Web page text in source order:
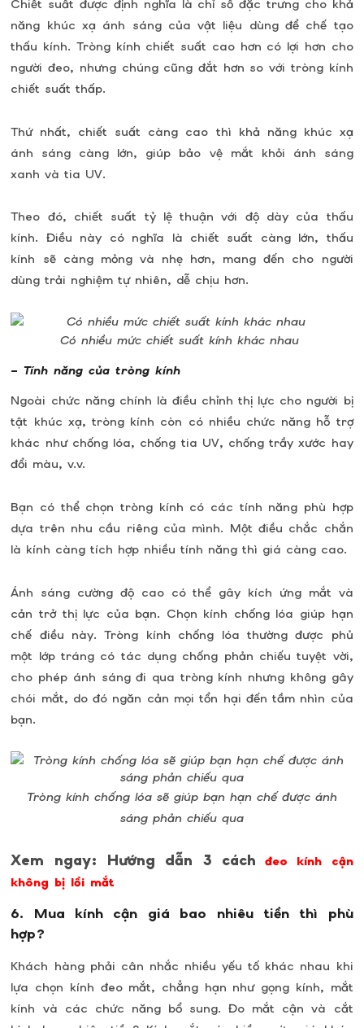
Chiết suất được định nghĩa là chỉ số đặc trưng cho khả
năng khúc xạ ánh sáng của vật liệu dùng để chế tạo
thấu kính. Tròng kính chiết suất cao hơn có lợi hơn cho
người đeo, nhưng chúng cũng đắt hơn so với tròng kính
chiết suất thấp.
Thứ nhất, chiết suất càng cao thì khả năng khúc xạ
ánh sáng càng lớn, giúp bảo vệ mắt khỏi ánh sáng
xanh và tia UV.
Theo đó, chiết suất tỷ lệ thuận với độ dày của thấu
kính. Điều này có nghĩa là chiết suất càng lớn, thấu
kính sẽ càng mỏng và nhẹ hơn, mang đến cho người
dùng trải nghiệm tự nhiên, dễ chịu hơn.
Có nhiều mức chiết suất kính khác nhau
– Tính năng của tròng kính
Ngoài chức năng chính là điều chỉnh thị lực cho người bị
tật khúc xạ, tròng kính còn có nhiều chức năng hỗ trợ
khác như chống lóa, chống tia UV, chống trầy xước hay
đổi màu, v.v.
Bạn có thể chọn tròng kính có các tính năng phù hợp
dựa trên nhu cầu riêng của mình. Một điều chắc chắn
là kính càng tích hợp nhiều tính năng thì giá càng cao.
Ánh sáng cường độ cao có thể gây kích ứng mắt và
cản trở thị lực của bạn. Chọn kính chống lóa giúp hạn
chế điều này. Tròng kính chống lóa thường được phủ
một lớp tráng có tác dụng chống phản chiếu tuyệt vời,
cho phép ánh sáng đi qua tròng kính nhưng không gây
chói mắt, do đó ngăn cản mọi tổn hại đến tầm nhìn của
bạn.
Tròng kính chống lóa sẽ giúp bạn hạn chế được ánh
sáng phản chiếu qua
Xem ngay: Hướng dẫn 3 cách đeo kính cận
không bị lồi mắt
6. Mua kính cận giá bao nhiêu tiền thì phù
hợp?
Khách hàng phải cân nhắc nhiều yếu tố khác nhau khi
lựa chọn kính đeo mắt, chẳng hạn như gọng kính, mắt
kính và các chức năng bổ sung. Đo mắt cận và cắt